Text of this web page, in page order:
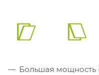
Большая мощность